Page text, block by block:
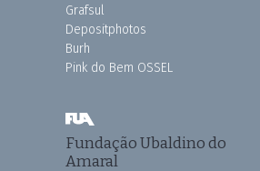
Grafsul
Depositphotos
Burh
Pink do Bem OSSEL
Fundação Ubaldino do
Amaral